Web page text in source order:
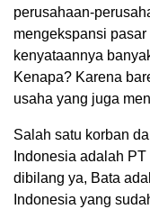
perusahaan-
mengekspansi
kenyataannya
Kenapa? Karena
usaha yang juga
Salah satu korban
Indonesia adalah
dibilang ya, Bata
Indonesia yang